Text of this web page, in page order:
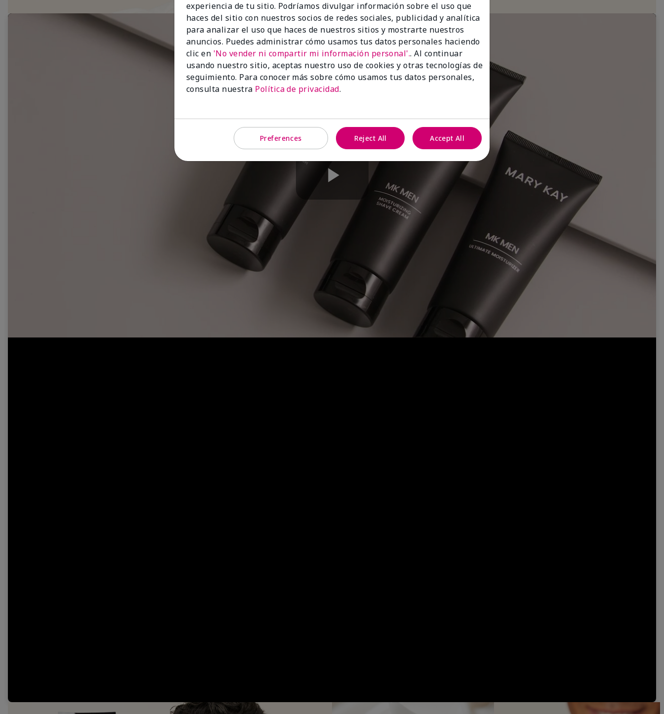
Play
Video
experiencia de tu sitio. Podríamos divulgar información sobre el uso que
haces del sitio con nuestros socios de redes sociales, publicidad y analítica
para analizar el uso que haces de nuestros sitios y mostrarte nuestros
anuncios. Puedes administrar cómo usamos tus datos personales haciendo
clic en 'No vender ni compartir mi información personal'.. Al continuar
usando nuestro sitio, aceptas nuestro uso de cookies y otras tecnologías de
seguimiento. Para conocer más sobre cómo usamos tus datos personales,
consulta nuestra Política de privacidad.
Preferences Reject All Accept All